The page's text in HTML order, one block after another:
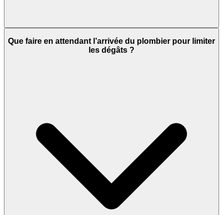
Que faire en attendant l’arrivée du plombier pour limiter
les dégâts ?